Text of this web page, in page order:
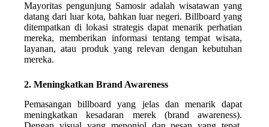
Mayoritas pengunjung Samosir adalah wisatawan yang
datang dari luar kota, bahkan luar negeri. Billboard yang
ditempatkan di lokasi strategis dapat menarik perhatian
mereka, memberikan informasi tentang tempat wisata,
layanan, atau produk yang relevan dengan kebutuhan
mereka.
2. Meningkatkan Brand Awareness
Pemasangan billboard yang jelas dan menarik dapat
meningkatkan kesadaran merek (brand awareness).